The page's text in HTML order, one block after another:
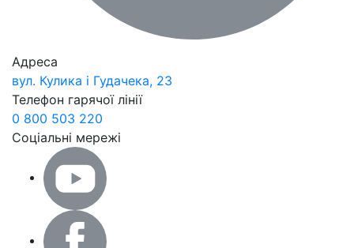
Адреса
вул. Кулика і Гудачека, 23
Телефон гарячої лінії
0 800 503 220
Соціальні мережі